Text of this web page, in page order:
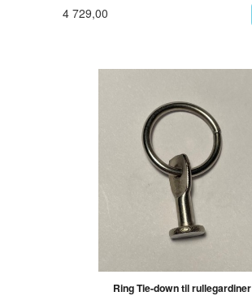
4 729,00
Ring Tie-down til rullegardiner